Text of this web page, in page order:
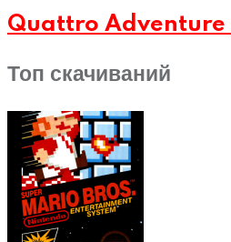
Quattro Adventure
Топ скачиваний